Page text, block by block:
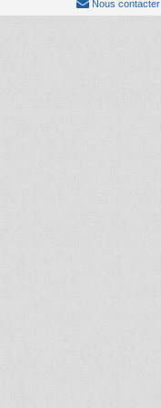
Nous contacter